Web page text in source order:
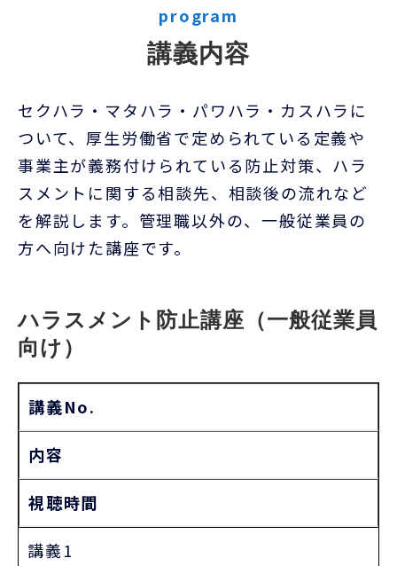
program
講義内容
セクハラ・マタハラ・パワハラ・カスハラに
ついて、厚生労働省で定められている定義や
事業主が義務付けられている防止対策、ハラ
スメントに関する相談先、相談後の流れなど
を解説します。管理職以外の、一般従業員の
方へ向けた講座です。
ハラスメント防止講座（一般従業員
向け）
講義No.
内容
視聴時間
講義1